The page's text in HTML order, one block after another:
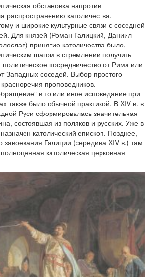
обстановка напротив
распространению католичества.
и широкие культурные связи с соседней
Для князей (Роман Галицкий, Даниил
принятие католичества было,
шагом в стремлении получить
политическое посредничество от Рима или
Западных соседей. Выбор простого
проповедников.
в то или иное исповедание при
также было обычной практикой. В XIV в. в
Руси сформировалась значительная
состоявшая из поляков и русских. Уже в
католический епископ. Позднее,
завоевания Галиции (середина XIV в.) там
католическая церковная